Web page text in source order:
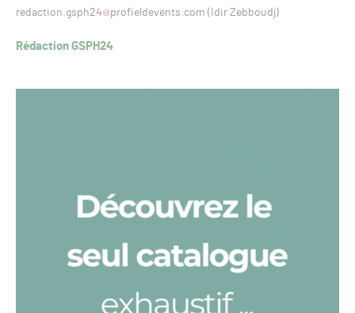
redaction.gsph24 profieldevents.com (Idir Zebboudj)
Rédaction GSPH24